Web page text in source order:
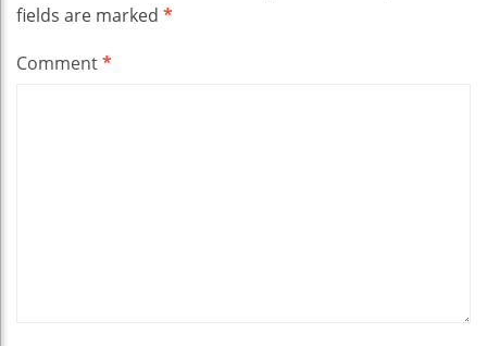
fields are marked *
Comment*